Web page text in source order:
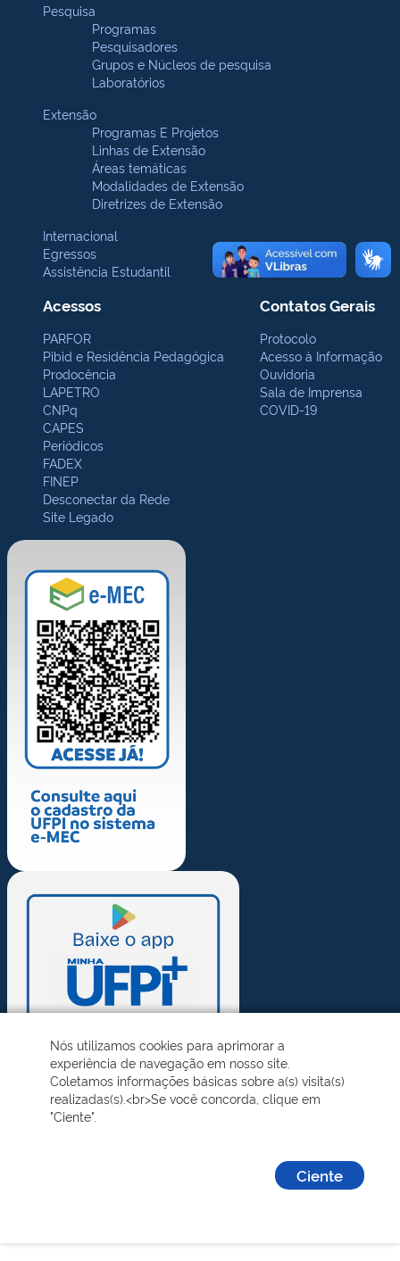
Pesquisa
Programas
Pesquisadores
Grupos e Núcleos de pesquisa
Laboratórios
Extensão
Programas E Projetos
Linhas de Extensão
Áreas temáticas
Modalidades de Extensão
Diretrizes de Extensão
Internacional
Egressos
Assistência Estudantil
Acessos
PARFOR
Pibid e Residência Pedagógica
Prodocência
LAPETRO
CNPq
CAPES
Periódicos
FADEX
FINEP
Desconectar da Rede
Site Legado
Contatos Gerais
Protocolo
Acesso à Informação
Ouvidoria
Sala de Imprensa
COVID-19
Nós utilizamos cookies para aprimorar a
experiência de navegação em nosso site.
Coletamos informações básicas sobre a(s) visita(s)
realizadas(s).<br>Se você concorda, clique em
"Ciente".
Ciente